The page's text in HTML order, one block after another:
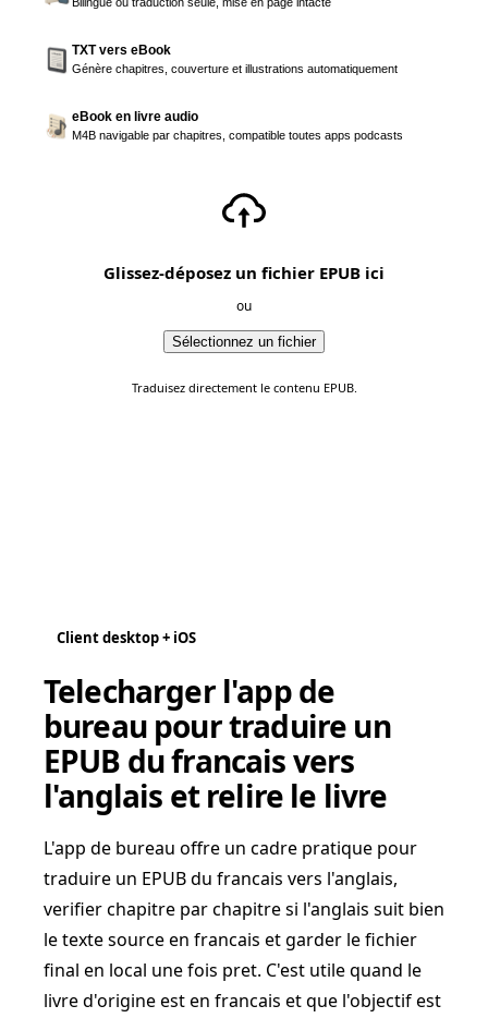
TXT vers eBook
Génère chapitres, couverture et illustrations automatiquement
eBook en livre audio
M4B navigable par chapitres, compatible toutes apps podcasts
Glissez-déposez un fichier EPUB ici
ou
Sélectionnez un fichier
Traduisez directement le contenu EPUB.
Client desktop + iOS
Telecharger l'app de
bureau pour traduire un
EPUB du francais vers
l'anglais et relire le livre
L'app de bureau offre un cadre pratique pour
traduire un EPUB du francais vers l'anglais,
verifier chapitre par chapitre si l'anglais suit bien
le texte source en francais et garder le fichier
final en local une fois pret. C'est utile quand le
livre d'origine est en francais et que l'objectif est